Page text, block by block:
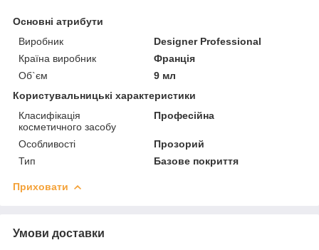
Основні атрибути
Виробник
Designer Professional
Країна виробник
Франція
Об`єм
9 мл
Користувальницькі характеристики
Класифікація
косметичного засобу
Професійна
Особливості
Прозорий
Тип
Базове покриття
Приховати
Умови доставки